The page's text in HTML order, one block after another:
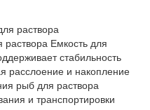
Емкость для
стабильность
расслоение и накопление
рыб для раствора
и транспортировки